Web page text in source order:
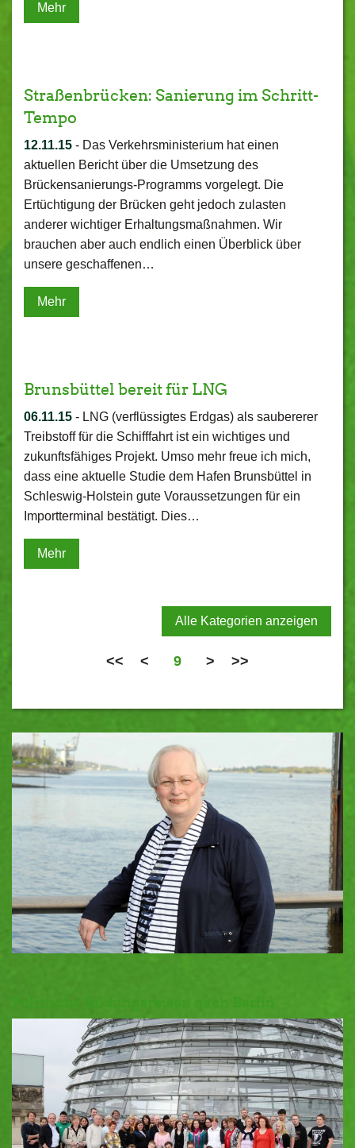
Mehr
Straßenbrücken: Sanierung im Schritt-
Tempo
12.11.15 - Das Verkehrsministerium hat einen
aktuellen Bericht über die Umsetzung des
Brückensanierungs-Programms vorgelegt. Die
Ertüchtigung der Brücken geht jedoch zulasten
anderer wichtiger Erhaltungsmaßnahmen. Wir
brauchen aber auch endlich einen Überblick über
unsere geschaffenen…
Mehr
Brunsbüttel bereit für LNG
06.11.15 - LNG (verflüssigtes Erdgas) als saubererer
Treibstoff für die Schifffahrt ist ein wichtiges und
zukunftsfähiges Projekt. Umso mehr freue ich mich,
dass eine aktuelle Studie dem Hafen Brunsbüttel in
Schleswig-Holstein gute Voraussetzungen für ein
Importterminal bestätigt. Dies…
Mehr
Alle Kategorien anzeigen
<< < 9 > >>